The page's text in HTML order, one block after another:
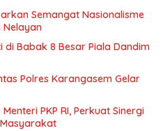
Semangat Nasionalisme
Nelayan
di Babak 8 Besar Piala Dandim
Polres Karangasem Gelar
PKP RI, Perkuat Sinergi